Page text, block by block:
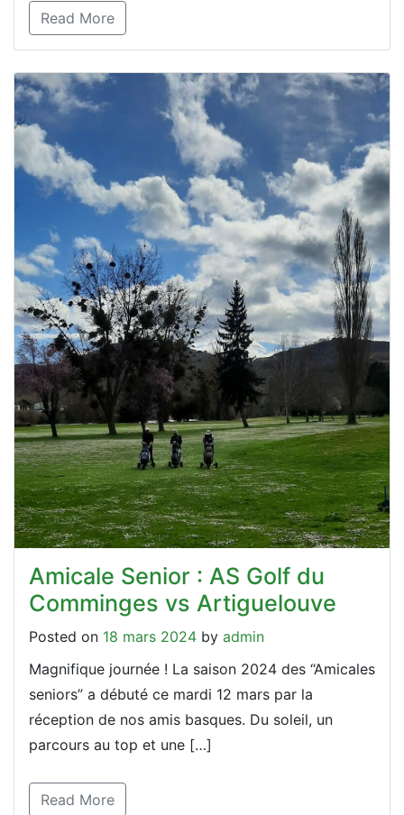
Read More
Amicale Senior : AS Golf du
Comminges vs Artiguelouve
Posted on 18 mars 2024 by admin
Magnifique journée ! La saison 2024 des “Amicales
seniors” a débuté ce mardi 12 mars par la
réception de nos amis basques. Du soleil, un
parcours au top et une […]
Read More